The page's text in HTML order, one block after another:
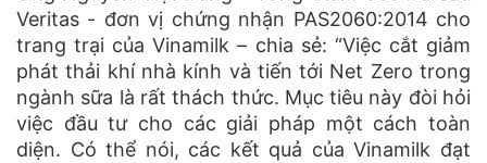
Veritas - đơn vị chứng nhận PAS2060:2014 cho
trang trại của Vinamilk – chia sẻ: “Việc cắt giảm
phát thải khí nhà kính và tiến tới Net Zero trong
ngành sữa là rất thách thức. Mục tiêu này đòi hỏi
việc đầu tư cho các giải pháp một cách toàn
diện. Có thể nói, các kết quả của Vinamilk đạt